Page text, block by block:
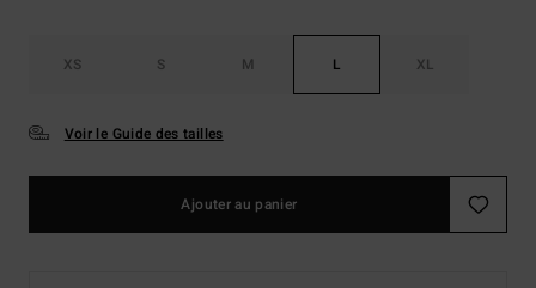
XS S M L XL
Voir le Guide des tailles
Ajouter au panier